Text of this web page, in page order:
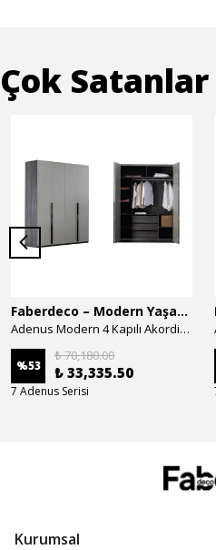
Çok Satanlar
Faberdeco – Modern Yaşam Alanları İçin Özel Tasarım Mobilyalar
Adenus Modern 4 Kapılı Akordion Dolap
%53
₺ 70,180.00
₺ 33,335.50
7 Adenus Serisi
Kurumsal